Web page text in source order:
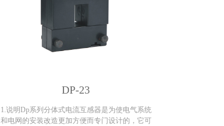
DP-23
1.说明Dp系列分体式电流互感器是为使电气系统
和电网的安装改造更加方便而专门设计的，它可